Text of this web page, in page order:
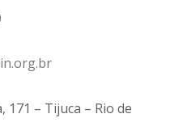
171 – Tijuca – Rio de